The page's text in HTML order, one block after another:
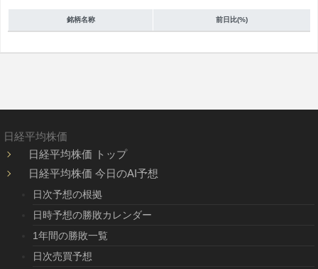
銘柄名称 前日比(%)
日経平均株価
日経平均株価 トップ
日経平均株価 今日のAI予想
日次予想の根拠
日時予想の勝敗カレンダー
1年間の勝敗一覧
日次売買予想